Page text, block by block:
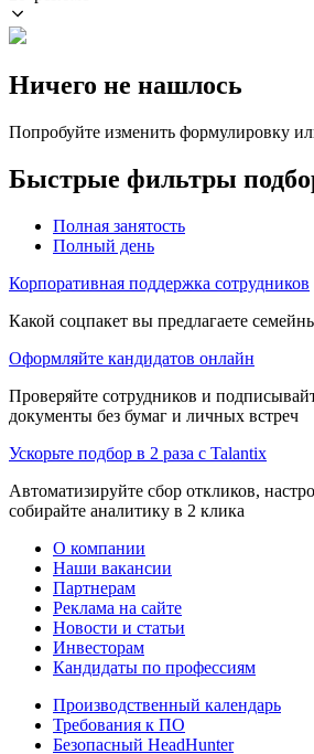
Ничего не нашлось
Попробуйте изменить формулировку
Быстрые фильтры
Полная занятость
Полный день
Корпоративная поддержка сотрудников
Какой соцпакет вы предлагаете
Оформляйте кандидатов онлайн
Проверяйте сотрудников и
документы без бумаг и личных встреч
Ускорьте подбор в 2 раза с Talantix
Автоматизируйте сбор откликов,
собирайте аналитику в 2 клика
О компании
Наши вакансии
Партнерам
Реклама на сайте
Новости и статьи
Инвесторам
Кандидаты по профессиям
Производственный календарь
Требования к ПО
Безопасный HeadHunter